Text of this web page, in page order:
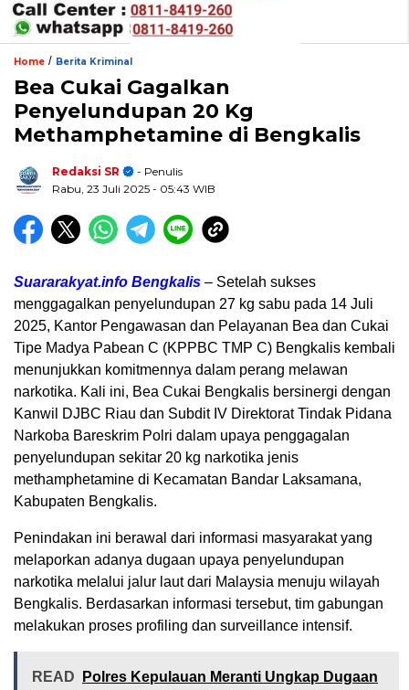
Home / Berita Kriminal
Bea Cukai Gagalkan
Penyelundupan 20 Kg
Methamphetamine di Bengkalis
Redaksi SR
- Penulis
Rabu, 23 Juli 2025 - 05:43 WIB
Suararakyat.info Bengkalis – Setelah sukses
menggagalkan penyelundupan 27 kg sabu pada 14 Juli
2025, Kantor Pengawasan dan Pelayanan Bea dan Cukai
Tipe Madya Pabean C (KPPBC TMP C) Bengkalis kembali
menunjukkan komitmennya dalam perang melawan
narkotika. Kali ini, Bea Cukai Bengkalis bersinergi dengan
Kanwil DJBC Riau dan Subdit IV Direktorat Tindak Pidana
Narkoba Bareskrim Polri dalam upaya penggagalan
penyelundupan sekitar 20 kg narkotika jenis
methamphetamine di Kecamatan Bandar Laksamana,
Kabupaten Bengkalis.
Penindakan ini berawal dari informasi masyarakat yang
melaporkan adanya dugaan upaya penyelundupan
narkotika melalui jalur laut dari Malaysia menuju wilayah
Bengkalis. Berdasarkan informasi tersebut, tim gabungan
melakukan proses profiling dan surveillance intensif.
READ
Polres Kepulauan Meranti Ungkap Dugaan